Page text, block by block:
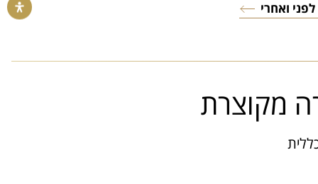
ואחרי
מקוצרת